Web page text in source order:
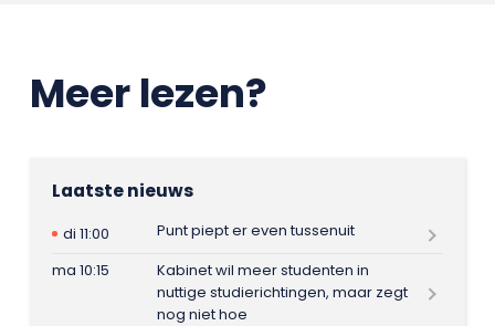
Meer lezen?
Laatste nieuws
di 11:00
Punt piept er even tussenuit
ma 10:15
Kabinet wil meer studenten in
nuttige studierichtingen, maar zegt
nog niet hoe